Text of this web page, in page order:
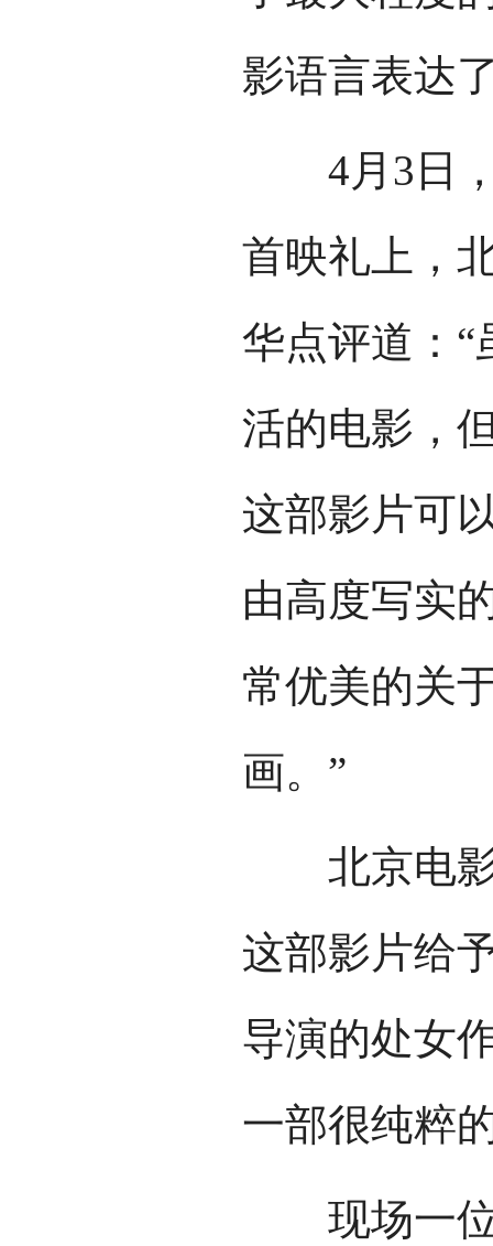
影语言表达
4月3日，
首映礼上，
华点评道：
活的电影，
这部影片可
由高度写实
常优美的关
画。”
北京电影
这部影片给
导演的处女
一部很纯粹
现场一位